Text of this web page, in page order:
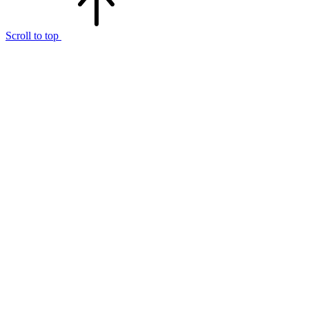
Scroll to top